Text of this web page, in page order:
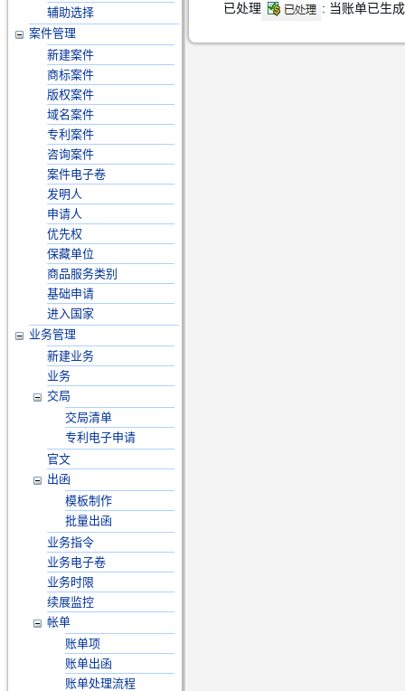
辅助选择
案件管理
新建案件
商标案件
版权案件
域名案件
专利案件
咨询案件
案件电子卷
发明人
申请人
优先权
保藏单位
商品服务类别
基础申请
进入国家
业务管理
新建业务
业务
交局
交局清单
专利电子申请
官文
出函
模板制作
批量出函
业务指令
业务电子卷
业务时限
续展监控
帐单
账单项
账单出函
账单处理流程
已处理 : 当账单已生